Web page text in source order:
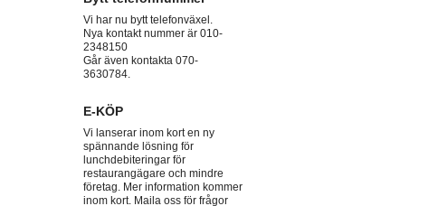
Vi har nu bytt telefonväxel.
Nya kontakt nummer är 010-
2348150
Går även kontakta 070-
3630784.
E-KÖP
Vi lanserar inom kort en ny
spännande lösning för
lunchdebiteringar för
restaurangägare och mindre
företag. Mer information kommer
inom kort. Maila oss för frågor